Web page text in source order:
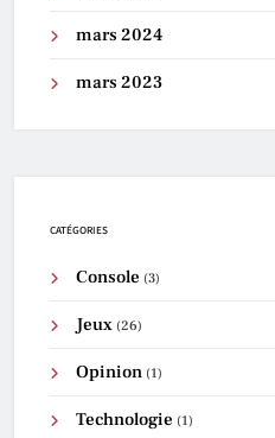
mars 2024
mars 2023
CATÉGORIES
Console (3)
Jeux (26)
Opinion (1)
Technologie (1)